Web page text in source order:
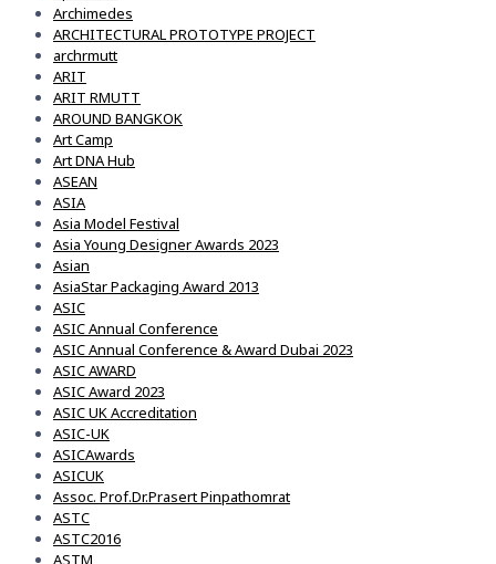
Archimedes
ARCHITECTURAL PROTOTYPE PROJECT
archrmutt
ARIT
ARIT RMUTT
AROUND BANGKOK
Art Camp
Art DNA Hub
ASEAN
ASIA
Asia Model Festival
Asia Young Designer Awards 2023
Asian
AsiaStar Packaging Award 2013
ASIC
ASIC Annual Conference
ASIC Annual Conference & Award Dubai 2023
ASIC AWARD
ASIC Award 2023
ASIC UK Accreditation
ASIC-UK
ASICAwards
ASICUK
Assoc. Prof.Dr.Prasert Pinpathomrat
ASTC
ASTC2016